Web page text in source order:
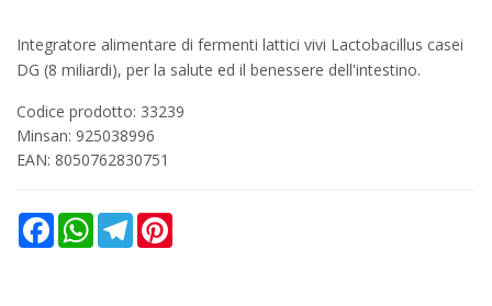
Integratore alimentare di fermenti lattici vivi Lactobacillus casei
DG (8 miliardi), per la salute ed il benessere dell'intestino.
Codice prodotto: 33239
Minsan: 925038996
EAN: 8050762830751
FacebookWhatsAppTelegram